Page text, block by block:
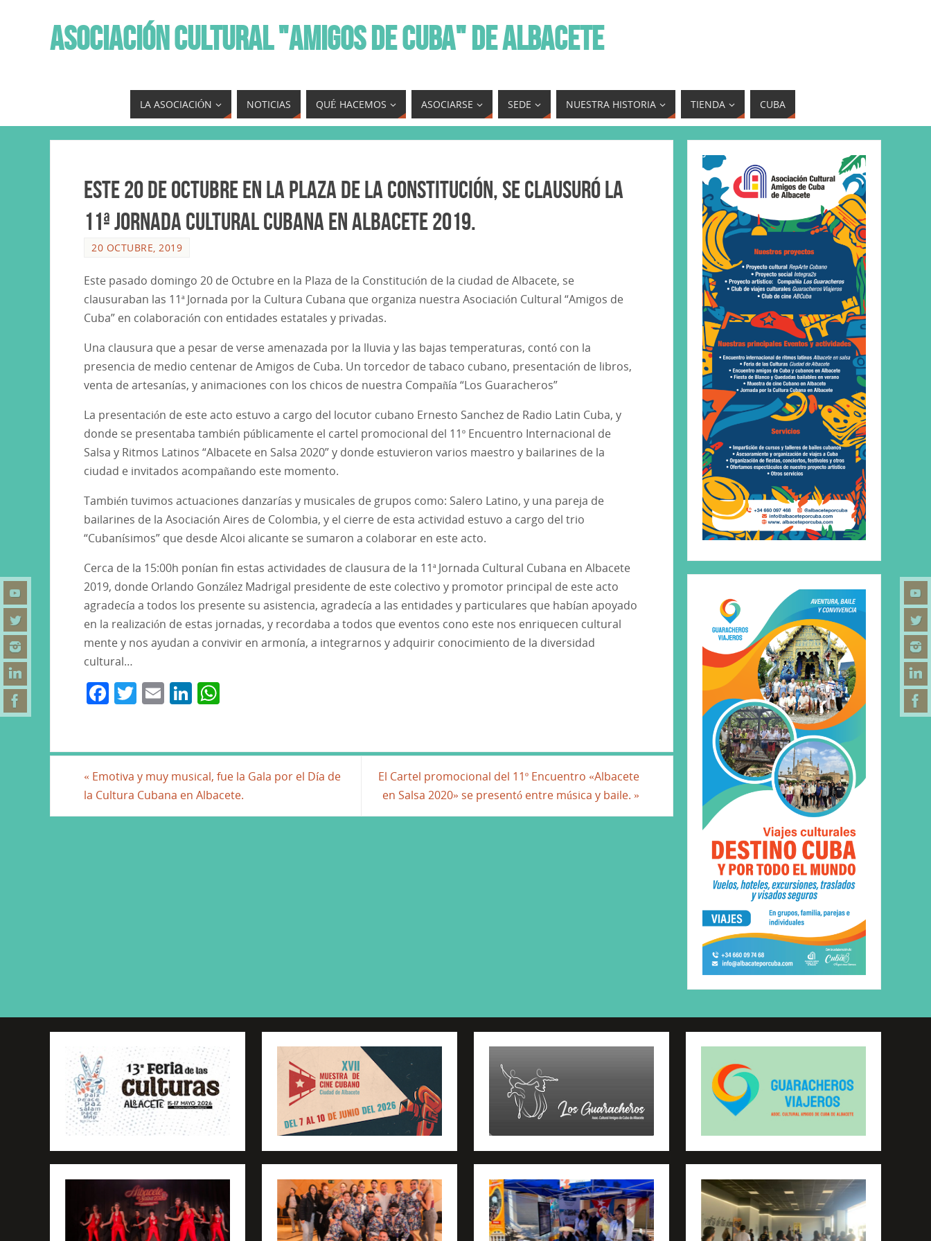
ASOCIACIÓN CULTURAL "AMIGOS DE CUBA" DE ALBACETE
LA ASOCIACIÓN NOTICIAS QUÉ HACEMOS ASOCIARSE SEDE NUESTRA HISTORIA TIENDA CUBA
Este 20 de Octubre en la Plaza de la Constitución, se clausuró la
11ª Jornada Cultural Cubana en Albacete 2019.
20 OCTUBRE, 2019
Este pasado domingo 20 de Octubre en la Plaza de la Constitución de la ciudad de Albacete, se
clausuraban las 11ª Jornada por la Cultura Cubana que organiza nuestra Asociación Cultural “Amigos de
Cuba” en colaboración con entidades estatales y privadas.
Una clausura que a pesar de verse amenazada por la lluvia y las bajas temperaturas, contó con la
presencia de medio centenar de Amigos de Cuba. Un torcedor de tabaco cubano, presentación de libros,
venta de artesanías, y animaciones con los chicos de nuestra Compañía “Los Guaracheros”
La presentación de este acto estuvo a cargo del locutor cubano Ernesto Sanchez de Radio Latin Cuba, y
donde se presentaba también públicamente el cartel promocional del 11º Encuentro Internacional de
Salsa y Ritmos Latinos “Albacete en Salsa 2020” y donde estuvieron varios maestro y bailarines de la
ciudad e invitados acompañando este momento.
También tuvimos actuaciones danzarías y musicales de grupos como: Salero Latino, y una pareja de
bailarines de la Asociación Aires de Colombia, y el cierre de esta actividad estuvo a cargo del trio
“Cubanísimos” que desde Alcoi alicante se sumaron a colaborar en este acto.
Cerca de la 15:00h ponían fin estas actividades de clausura de la 11ª Jornada Cultural Cubana en Albacete
2019, donde Orlando González Madrigal presidente de este colectivo y promotor principal de este acto
agradecía a todos los presente su asistencia, agradecía a las entidades y particulares que habían apoyado
en la realización de estas jornadas, y recordaba a todos que eventos cono este nos enriquecen cultural
mente y nos ayudan a convivir en armonía, a integrarnos y adquirir conocimiento de la diversidad
cultural…
F
e
b
o
o
T
er
E
l
Li
e
dI
n
s
A
p
p
« Emotiva y muy musical, fue la Gala por el Día de
la Cultura Cubana en Albacete.
El Cartel promocional del 11º Encuentro «Albacete
en Salsa 2020» se presentó entre música y baile. »